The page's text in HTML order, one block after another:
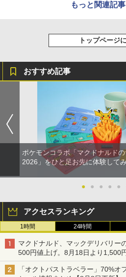
もっと関連記
トップページ
おすすめ記事
ポケモンコラボ「マクドナルド
2026」をひと足お先に体験して
● ● ● ● ●
アクセスランキング
1時間 24時間
マクドナルド、マックデリバリー
500円値上げ。8月18日より1,500
「オクトパストラベラー」70%